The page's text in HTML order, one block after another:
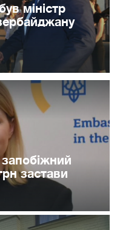
міністр
застави